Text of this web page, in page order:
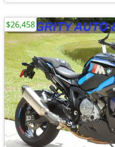
$26,458